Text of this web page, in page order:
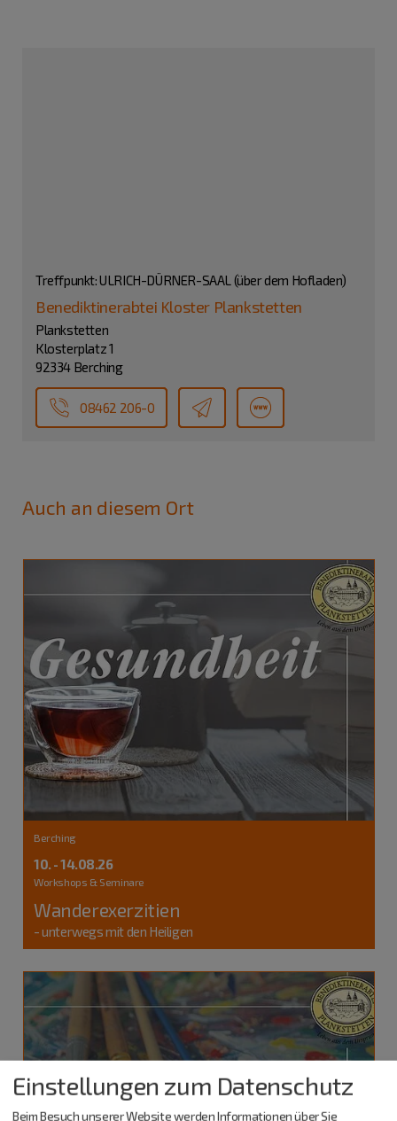
Treffpunkt: ULRICH-DÜRNER-SAAL (über dem Hofladen)
Benediktinerabtei Kloster Plankstetten
Plankstetten
Klosterplatz 1
92334 Berching
08462 206-0
Auch an diesem Ort
Berching
10. - 14.08.26
Workshops & Seminare
Wanderexerzitien
- unterwegs mit den Heiligen
Einstellungen zum Datenschutz
Beim Besuch unserer Website werden Informationen über Sie